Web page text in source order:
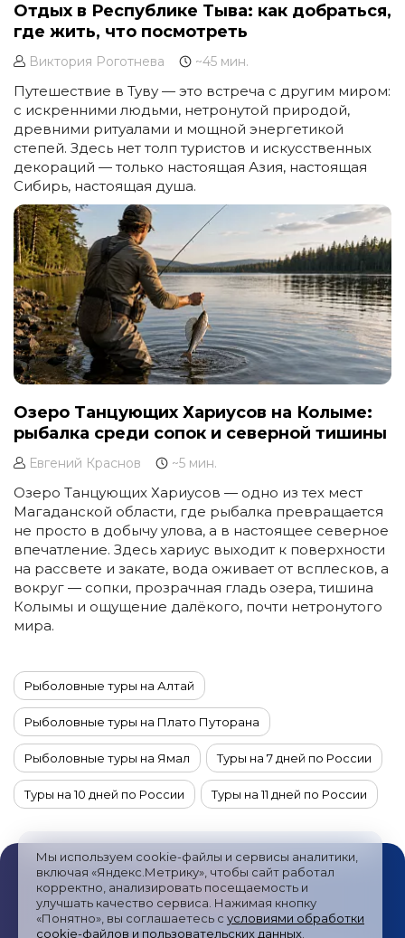
Мы используем cookie-файлы и сервисы аналитики,
включая «Яндекс.Метрику», чтобы сайт работал
корректно, анализировать посещаемость и
улучшать качество сервиса. Нажимая кнопку
«Понятно», вы соглашаетесь с условиями обработки
cookie-файлов и пользовательских данных
Отдых в Республике Тыва: как добраться,
где жить, что посмотреть
Виктория Роготнева ~45 мин.
Путешествие в Туву — это встреча с другим миром:
с искренними людьми, нетронутой природой,
древними ритуалами и мощной энергетикой
степей. Здесь нет толп туристов и искусственных
декораций — только настоящая Азия, настоящая
Сибирь, настоящая душа.
Озеро Танцующих Хариусов на Колыме:
рыбалка среди сопок и северной тишины
Евгений Краснов ~5 мин.
Озеро Танцующих Хариусов — одно из тех мест
Магаданской области, где рыбалка превращается
не просто в добычу улова, а в настоящее северное
впечатление. Здесь хариус выходит к поверхности
на рассвете и закате, вода оживает от всплесков, а
вокруг — сопки, прозрачная гладь озера, тишина
Колымы и ощущение далёкого, почти нетронутого
мира.
Рыболовные туры на Алтай
Рыболовные туры на Плато Путорана
Рыболовные туры на Ямал Туры на 7 дней по России
Туры на 10 дней по России Туры на 11 дней по России
Туры на 13 дней по России
Туры на 14 дней по России Туры на 15 дней по России
Туры на 4 дня по России Туры на 6 дней по России